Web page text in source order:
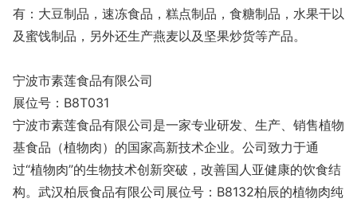
有：大豆制品，速冻食品，糕点制品，食糖制品，水果干以
及蜜饯制品，另外还生产燕麦以及坚果炒货等产品。
宁波市素莲食品有限公司
展位号：B8T031
宁波市素莲食品有限公司是一家专业研发、生产、销售植物
基食品（植物肉）的国家高新技术企业。公司致力于通
过“植物肉”的生物技术创新突破，改善国人亚健康的饮食结
构。武汉柏辰食品有限公司展位号：B8132柏辰的植物肉纯